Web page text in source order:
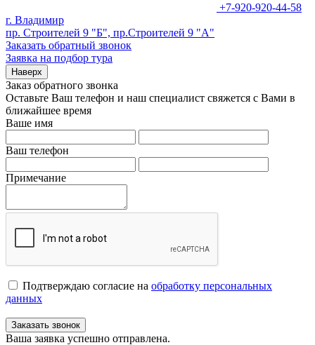
+7-920-920-44-58
г. Владимир
пр. Строителей 9 "Б", пр.Строителей 9 "А"
Заказать обратный звонок
Заявка на подбор тура
Наверх
Заказ обратного звонка
Оставьте Ваш телефон и наш специалист свяжется с Вами в
ближайшее время
Ваше имя
Ваш телефон
Примечание
Подтверждаю согласие на обработку персональных
данных
Заказать звонок
Ваша заявка успешно отправлена.